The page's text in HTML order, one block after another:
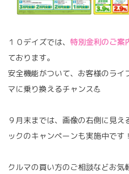
１０デイズでは、 特別金利のご案
ております。
安全機能がついて、お客様のライ
マに乗り換えるチャンス💪
９月末までは、画像の右側に見え
ックのキャンペーンも実施中です！
クルマの買い方のご相談などお気